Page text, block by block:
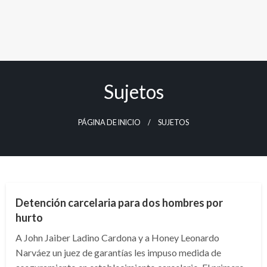
Sujetos
PÁGINA DE INICIO SUJETOS
Detención carcelaria para dos hombres por
hurto
A John Jaiber Ladino Cardona y a Honey Leonardo
Narváez un juez de garantías les impuso medida de